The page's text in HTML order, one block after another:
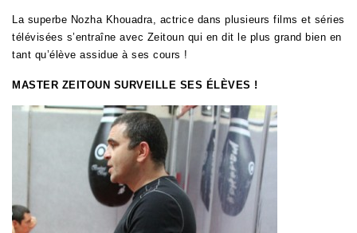
La superbe Nozha Khouadra, actrice dans plusieurs films et séries
télévisées s’entraîne avec Zeitoun qui en dit le plus grand bien en
tant qu’élève assidue à ses cours !
MASTER ZEITOUN SURVEILLE SES ÉLÈVES !